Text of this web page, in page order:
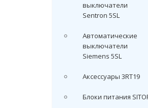
выключатели
Sentron 5SL
Автоматические
выключатели
Siemens 5SL
Аксессуары 3RT19
Блоки питания